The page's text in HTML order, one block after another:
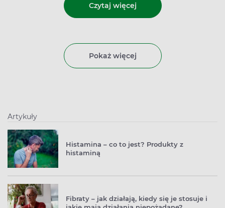
Czytaj więcej
Pokaż więcej
Artykuły
Histamina – co to jest? Produkty z
histaminą
Fibraty – jak działają, kiedy się je stosuje i